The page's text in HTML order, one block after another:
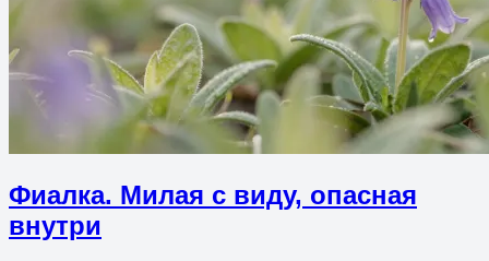
Фиалка. Милая с виду, опасная
внутри